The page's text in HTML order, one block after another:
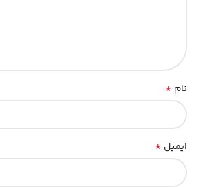
نام *
ایمیل *